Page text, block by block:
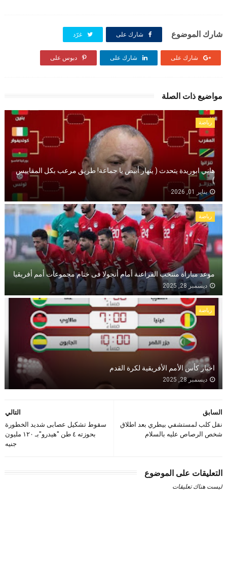
شارك الموضوع شارك على غرّد
شارك على شارك على دبوس على
مواضيع ذات الصلة
رياضة
هاني ابوريدة يتحدث ( ينهار أبيض يا جماعة! طريق مرعب بكل المقاييس
)
يناير 01, 2026
رياضة
موعد مباراة منتخب الفراعنة أمام أنجولا فى ختام مجموعات أمم أفريقيا
ديسمبر 28, 2025
رياضة
اخبار كأس الأمم الأفريقية لكرة القدم
ديسمبر 28, 2025
التالي
سقوط تشكيل عصابى شديد الخطورة
بحوزته ٤ طن "هيدرو"بـ ١٢٠ مليون
جنيه
السابق
نقل كلب لمستشفي بيطري بعد اطلاق
شخص الرصاص عليه بالسلام
التعليقات على الموضوع
ليست هناك تعليقات